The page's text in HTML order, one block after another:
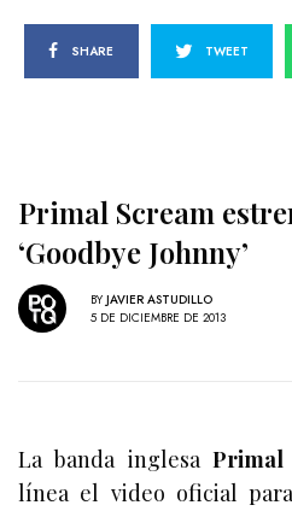
SHARE TWEET
Primal Scream
‘Goodbye Johnny’
BY JAVIER ASTUDILLO
5 DE DICIEMBRE DE 2013
La banda inglesaPrimal
línea el video oficial